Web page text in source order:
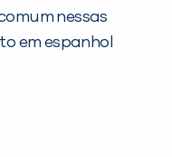
nessas
em espanhol